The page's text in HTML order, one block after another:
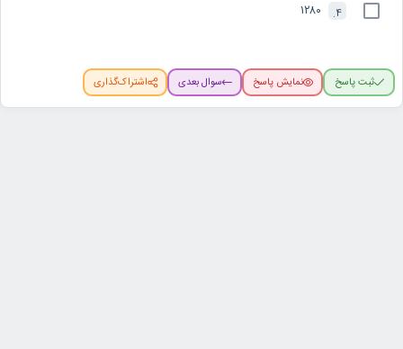
4. ۱۲۸۰
ثبت پاسخ نمایش پاسخ سوال بعدی اشتراک‌گذاری